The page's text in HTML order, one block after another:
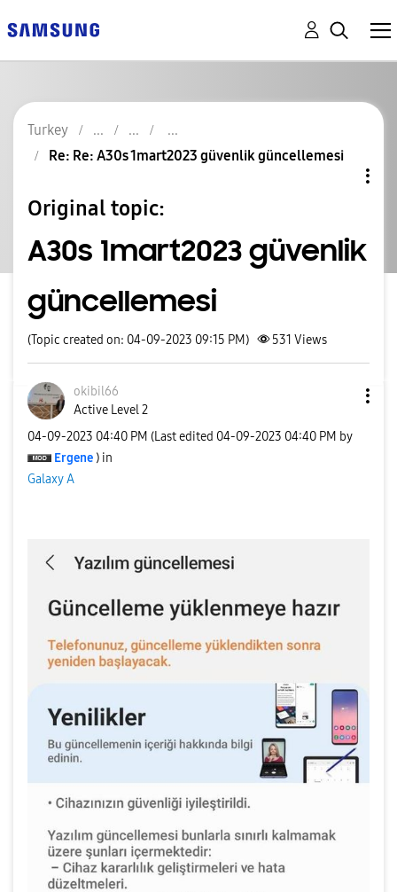
Turkey
Re: Re: A30s 1mart2023 güvenlik güncellemesi
Original topic:
A30s 1mart2023 güvenlik
güncellemesi
(Topic created on: 04-09-2023 09:15 PM) 531 Views
okibil66
Active Level 2
‎04-09-2023 04:40 PM (Last edited ‎04-09-2023 04:40 PM by
Ergene ) in
Galaxy A